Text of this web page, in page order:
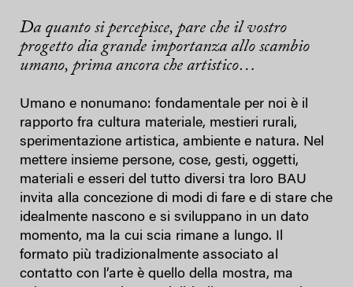
Da quanto si percepisce, pare che il vostro
progetto dia grande importanza allo scambio
umano, prima ancora che artistico…
Umano e nonumano: fondamentale per noi è il
rapporto fra cultura materiale, mestieri rurali,
sperimentazione artistica, ambiente e natura. Nel
mettere insieme persone, cose, gesti, oggetti,
materiali e esseri del tutto diversi tra loro BAU
invita alla concezione di modi di fare e di stare che
idealmente nascono e si sviluppano in un dato
momento, ma la cui scia rimane a lungo. Il
formato più tradizionalmente associato al
contatto con l’arte è quello della mostra, ma